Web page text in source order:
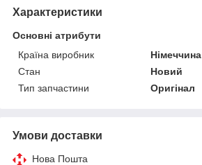
Характеристики
Основні атрибути
Країна виробник
Німеччина
Стан
Новий
Тип запчастини
Оригінал
Умови доставки
Нова Пошта